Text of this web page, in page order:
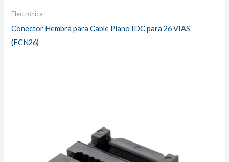
Electrónica
Conector Hembra para Cable Plano IDC para 26 VIAS
(FCN26)